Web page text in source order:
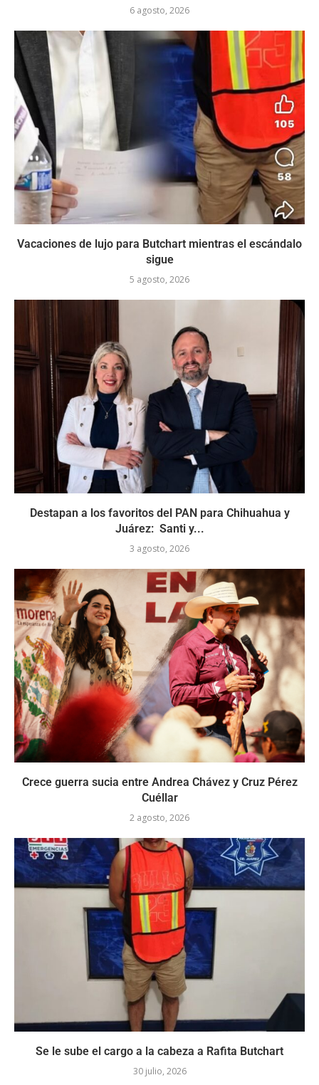
6 agosto, 2026
Vacaciones de lujo para Butchart mientras el escándalo
sigue
5 agosto, 2026
Destapan a los favoritos del PAN para Chihuahua y
Juárez: Santi y...
3 agosto, 2026
Crece guerra sucia entre Andrea Chávez y Cruz Pérez
Cuéllar
2 agosto, 2026
Se le sube el cargo a la cabeza a Rafita Butchart
30 julio, 2026